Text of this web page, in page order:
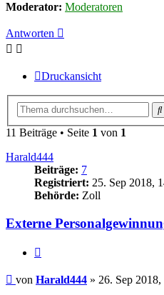
Moderator: Moderatoren
Antworten
Druckansicht
11 Beiträge • Seite 1 von 1
Harald444
Beiträge: 7
Registriert: 25. Sep 2018,
Behörde: Zoll
Externe
Beitrag
von Harald444 » 26. Sep